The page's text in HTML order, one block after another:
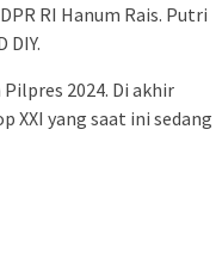
RI Hanum Rais. Putri
DIY.
2024. Di akhir
XXI yang saat ini sedang